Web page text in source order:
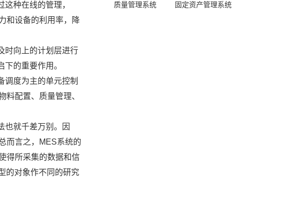
种在线的管理，
和设备的利用率，降
时向上的计划层进行
的重要作用。
调度为主的单元控制
配置、质量管理、
也就千差万别。因
而言之，MES系统的
得所采集的数据和信
的对象作不同的研究
质量管理系统 固定资产管理系统